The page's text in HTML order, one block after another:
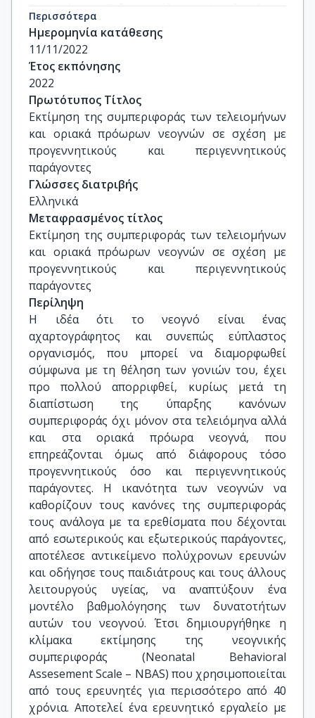
Τατιανή  Σιδηροπούλου, Αναπληρώτρια
Καθηγήτρια, Ιατρική Σχολή, ΕΚΠΑ
Θεοδόσιος Σαραντέας, Αναπληρωτής
Καθηγητής, Ιατρική Σχολή, ΕΚΠΑ
Περικλής Παναγόπουλος, Επίκουρος
Καθηγητής, Ιατρική Σχολή, ΕΚΠΑ
Περισσότερα
Ημερομηνία κατάθεσης
11/11/2022
Έτος εκπόνησης
2022
Πρωτότυπος Τίτλος
Εκτίμηση της συμπεριφοράς των τελειομήνων
και οριακά πρόωρων νεογνών σε σχέση με
προγεννητικούς και περιγεννητικούς
παράγοντες
Γλώσσες διατριβής
Ελληνικά
Μεταφρασμένος τίτλος
Εκτίμηση της συμπεριφοράς των τελειομήνων
και οριακά πρόωρων νεογνών σε σχέση με
προγεννητικούς και περιγεννητικούς
παράγοντες
Περίληψη
Η ιδέα ότι το νεογνό είναι ένας
αχαρτογράφητος και συνεπώς εύπλαστος
οργανισμός, που μπορεί να διαμορφωθεί
σύμφωνα με τη θέληση των γονιών του, έχει
προ πολλού απορριφθεί, κυρίως μετά τη
διαπίστωση της ύπαρξης κανόνων
συμπεριφοράς όχι μόνον στα τελειόμηνα αλλά
και στα οριακά πρόωρα νεογνά, που
επηρεάζονται όμως από διάφορους τόσο
προγεννητικούς όσο και περιγεννητικούς
παράγοντες. Η ικανότητα των νεογνών να
καθορίζουν τους κανόνες της συμπεριφοράς
τους ανάλογα με τα ερεθίσματα που δέχονται
από εσωτερικούς και εξωτερικούς παράγοντες,
αποτέλεσε αντικείμενο πολύχρονων ερευνών
και οδήγησε τους παιδιάτρους και τους άλλους
λειτουργούς υγείας, να αναπτύξουν ένα
μοντέλο βαθμολόγησης των δυνατοτήτων
αυτών του νεογνού. Έτσι δημιουργήθηκε η
κλίμακα εκτίμησης της νεογνικής
συμπεριφοράς (Neonatal Behavioral
Assesement Scale – NBAS) που χρησιμοποιείται
από τους ερευνητές για περισσότερο από 40
χρόνια. Αποτελεί ένα ερευνητικό εργαλείο με